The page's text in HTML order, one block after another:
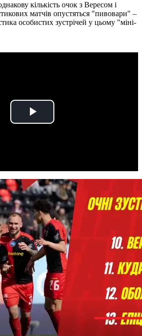
кількість очок з Вересом і
матчів опустяться "пивовари" –
особистих зустрічей у цьому "міні-
Play